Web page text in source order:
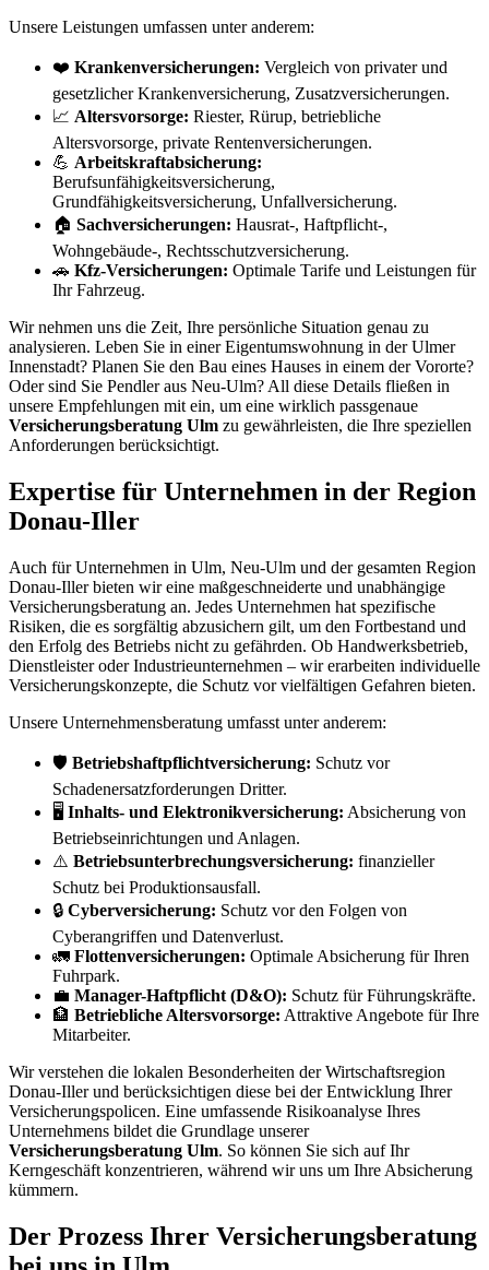
Unsere Leistungen umfassen unter anderem:
❤️ Krankenversicherungen: Vergleich von privater und
gesetzlicher Krankenversicherung, Zusatzversicherungen.
📈 Altersvorsorge: Riester, Rürup, betriebliche
Altersvorsorge, private Rentenversicherungen.
💪 Arbeitskraftabsicherung:
Berufsunfähigkeitsversicherung,
Grundfähigkeitsversicherung, Unfallversicherung.
🏠 Sachversicherungen: Hausrat-, Haftpflicht-,
Wohngebäude-, Rechtsschutzversicherung.
🚗 Kfz-Versicherungen: Optimale Tarife und Leistungen für
Ihr Fahrzeug.
Wir nehmen uns die Zeit, Ihre persönliche Situation genau zu
analysieren. Leben Sie in einer Eigentumswohnung in der Ulmer
Innenstadt? Planen Sie den Bau eines Hauses in einem der Vororte?
Oder sind Sie Pendler aus Neu-Ulm? All diese Details fließen in
unsere Empfehlungen mit ein, um eine wirklich passgenaue
Versicherungsberatung Ulm zu gewährleisten, die Ihre speziellen
Anforderungen berücksichtigt.
Expertise für Unternehmen in der Region
Donau-Iller
Auch für Unternehmen in Ulm, Neu-Ulm und der gesamten Region
Donau-Iller bieten wir eine maßgeschneiderte und unabhängige
Versicherungsberatung an. Jedes Unternehmen hat spezifische
Risiken, die es sorgfältig abzusichern gilt, um den Fortbestand und
den Erfolg des Betriebs nicht zu gefährden. Ob Handwerksbetrieb,
Dienstleister oder Industrieunternehmen – wir erarbeiten individuelle
Versicherungskonzepte, die Schutz vor vielfältigen Gefahren bieten.
Unsere Unternehmensberatung umfasst unter anderem:
🛡️ Betriebshaftpflichtversicherung: Schutz vor
Schadenersatzforderungen Dritter.
🖥️ Inhalts- und Elektronikversicherung: Absicherung von
Betriebseinrichtungen und Anlagen.
⚠️ Betriebsunterbrechungsversicherung: finanzieller
Schutz bei Produktionsausfall.
🔒 Cyberversicherung: Schutz vor den Folgen von
Cyberangriffen und Datenverlust.
🚛 Flottenversicherungen: Optimale Absicherung für Ihren
Fuhrpark.
💼 Manager-Haftpflicht (D&O): Schutz für Führungskräfte.
🏦 Betriebliche Altersvorsorge: Attraktive Angebote für Ihre
Mitarbeiter.
Wir verstehen die lokalen Besonderheiten der Wirtschaftsregion
Donau-Iller und berücksichtigen diese bei der Entwicklung Ihrer
Versicherungspolicen. Eine umfassende Risikoanalyse Ihres
Unternehmens bildet die Grundlage unserer
Versicherungsberatung Ulm. So können Sie sich auf Ihr
Kerngeschäft konzentrieren, während wir uns um Ihre Absicherung
kümmern.
Der Prozess Ihrer Versicherungsberatung